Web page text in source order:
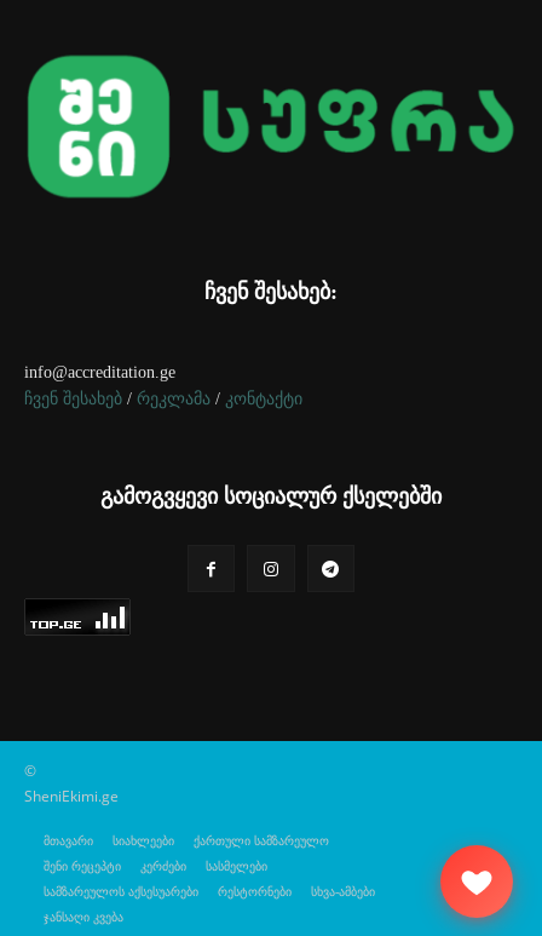
ჩვენ შესახებ:
info@accreditation.ge
ჩვენ შესახებ / რეკლამა / კონტაქტი
გამოგვყევი სოციალურ ქსელებში
©
SheniEkimi.ge
მთავარი სიახლეები
ქართული სამზარეულო
შენი რეცეპტი
კერძები
სასმელები
სამზარეულოს აქსესუარები
რესტორნები
სხვა-ამბები
ჯანსაღი კვება